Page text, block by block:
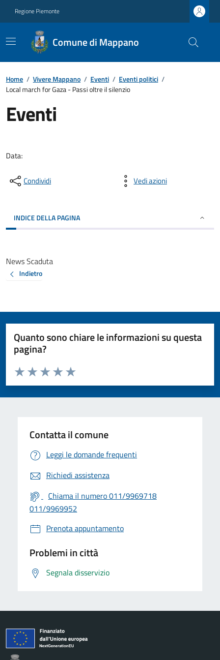
Regione Piemonte
Comune di Mappano
Home / Vivere Mappano / Eventi / Eventi politici /
Local march for Gaza - Passi oltre il silenzio
Eventi
Data:
Condividi Vedi azioni
INDICE DELLA PAGINA
News Scaduta
Indietro
Quanto sono chiare le informazioni su questa
pagina?
Valuta da 1 a 5 stelle la pagina
Valuta 5 stelle su 5
Valuta 4 stelle su 5
Valuta 3 stelle su 5
Valuta 2 stelle su 5
Valuta 1 stelle su 5
Contatta il comune
Leggi le domande frequenti
Richiedi assistenza
Chiama il numero 011/9969718
011/9969952
Prenota appuntamento
Problemi in città
Segnala disservizio